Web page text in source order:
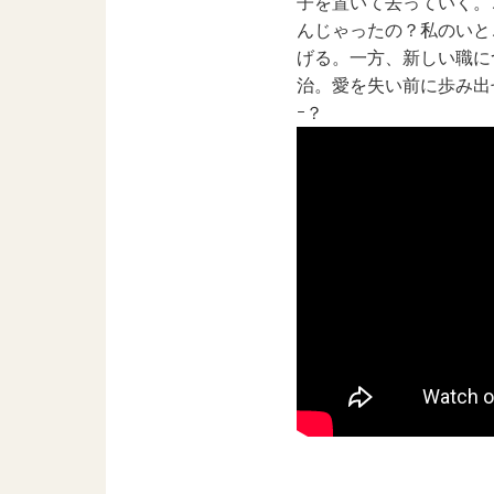
んじゃったの？私のい
げる。⼀⽅、新しい職
治。愛を失い前に歩み
ｰ？